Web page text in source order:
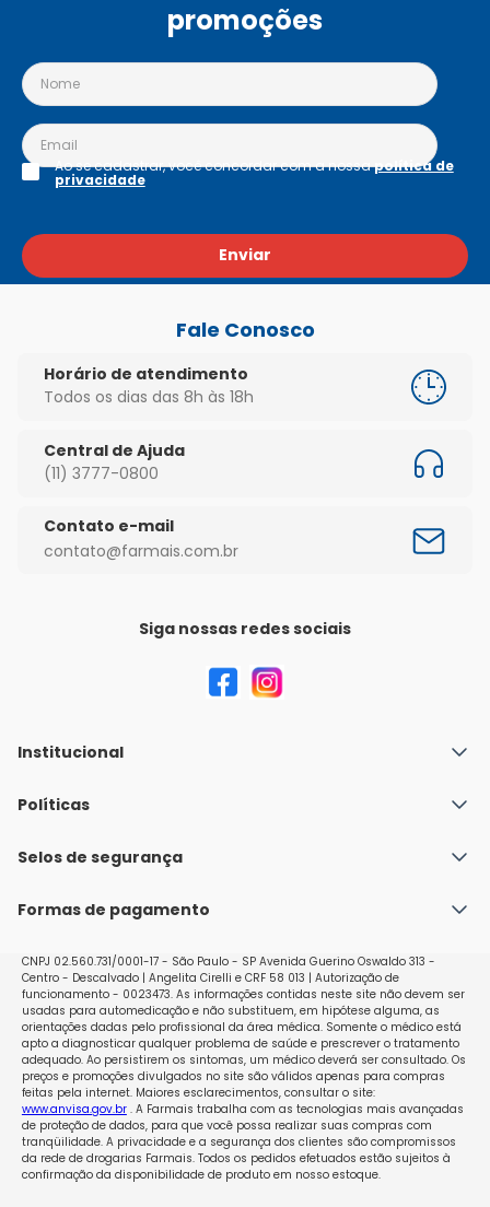
promoções
Enviar
Ao se cadastrar, você concordar com a nossapolítica de
privacidade
Fale Conosco
Horário de atendimento
Todos os dias das 8h às 18h
Central de Ajuda
(11) 3777-0800
Contato e-mail
contato@farmais.com.br
Siga nossas redes sociais
Institucional
Quem Somos
Nossas lojas
Políticas
Política de Envio
Políticas de Trocas e Devoluções
Selos de segurança
Formas de pagamento
CNPJ 02.560.731/0001-17 - São Paulo - SP Avenida Guerino Oswaldo 313 -
Centro - Descalvado | Angelita Cirelli e CRF 58 013 | Autorização de
funcionamento - 0023473. As informações contidas neste site não devem ser
usadas para automedicação e não substituem, em hipótese alguma, as
orientações dadas pelo profissional da área médica. Somente o médico está
apto a diagnosticar qualquer problema de saúde e prescrever o tratamento
adequado. Ao persistirem os sintomas, um médico deverá ser consultado. Os
preços e promoções divulgados no site são válidos apenas para compras
feitas pela internet. Maiores esclarecimentos, consultar o site:
www.anvisa.gov.br. A Farmais trabalha com as tecnologias mais avançadas
de proteção de dados, para que você possa realizar suas compras com
tranqüilidade. A privacidade e a segurança dos clientes são compromissos
da rede de drogarias Farmais. Todos os pedidos efetuados estão sujeitos à
confirmação da disponibilidade de produto em nosso estoque.